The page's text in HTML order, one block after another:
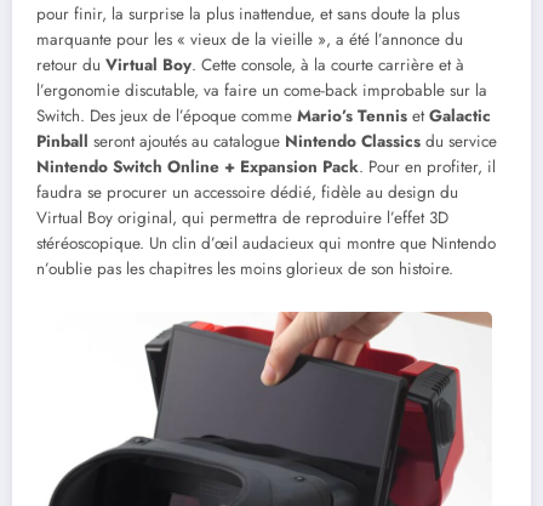
pour finir, la surprise la plus inattendue, et sans doute la plus
marquante pour les « vieux de la vieille », a été l’annonce du
retour du Virtual Boy. Cette console, à la courte carrière et à
l’ergonomie discutable, va faire un come-back improbable sur la
Switch. Des jeux de l’époque comme Mario’s Tennis etGalactic
Pinball seront ajoutés au catalogue Nintendo Classics du service
Nintendo Switch Online + Expansion Pack. Pour en profiter, il
faudra se procurer un accessoire dédié, fidèle au design du
Virtual Boy original, qui permettra de reproduire l’effet 3D
stéréoscopique. Un clin d’œil audacieux qui montre que Nintendo
n’oublie pas les chapitres les moins glorieux de son histoire.